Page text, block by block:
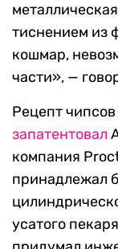
тиснением из
кошмар,
части», —
Рецепт
запатентовал
компания
принадлежал
усатого